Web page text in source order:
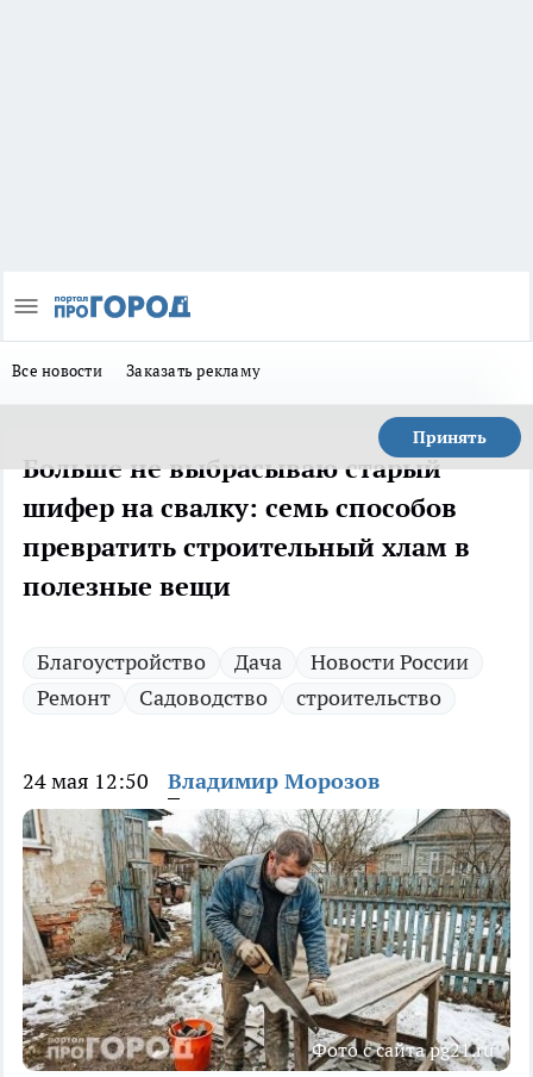
Все новости Заказать рекламу
Принять
Больше не выбрасываю старый
шифер на свалку: семь способов
превратить строительный хлам в
полезные вещи
Благоустройство Дача
Новости России
Ремонт
Садоводство строительство
24 мая 12:50 Владимир Морозов
Фото с сайта pg21.ru